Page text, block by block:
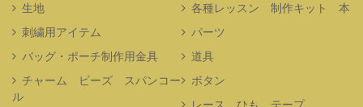
生地
各種レッスン 制作キット 本
刺繍用アイテム
パーツ
バッグ・ポーチ制作用金具
道具
チャーム ビーズ スパンコー
ル
ボタン